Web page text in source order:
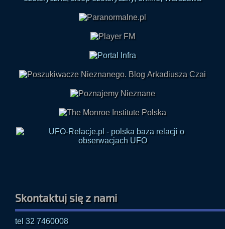
Skontaktuj się z nami